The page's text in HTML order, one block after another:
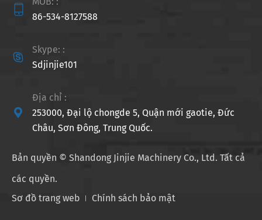

86-534-8127588

Skype: :
Sdjinjie101

Địa chỉ :
253000, Đại lộ chongde 5, Quận mới gaotie, Đức
Châu, Sơn Đông, Trung Quốc.
Bản quyền © Shandong Jinjie Machinery Co., Ltd. Tất cả
các quyền.
Sơ đồ trang web
Chính sách bảo mật